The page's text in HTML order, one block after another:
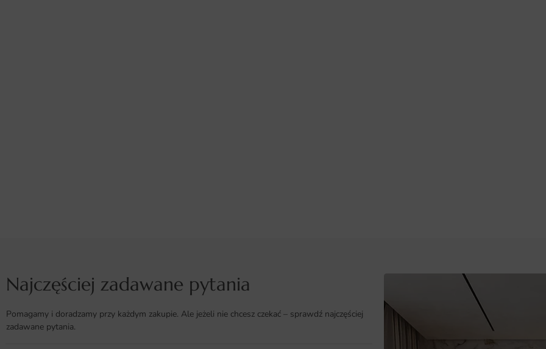
Najczęściej zadawane pytania
Pomagamy i doradzamy przy każdym zakupie. Ale jeżeli nie chcesz czekać – sprawdź najczęściej
zadawane pytania.